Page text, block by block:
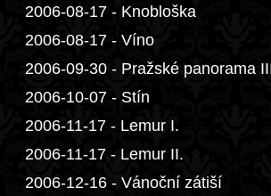
2006-08-17 - Knobloška
2006-08-17 - Víno
2006-09-30 - Pražské panorama
2006-10-07 - Stín
2006-11-17 - Lemur I.
2006-11-17 - Lemur II.
2006-12-16 - Vánoční zátiší